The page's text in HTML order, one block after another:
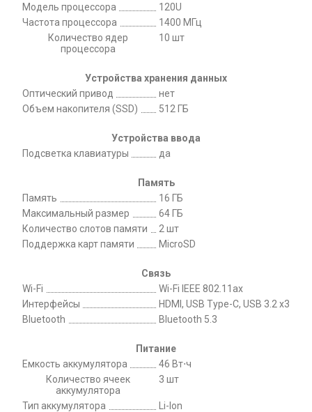
Модель процессора
120U
Частота процессора
1400 МГц
Количество ядер
процессора
10 шт
Устройства хранения данных
Оптический привод
нет
Объем накопителя (SSD)
512 ГБ
Устройства ввода
Подсветка клавиатуры
да
Память
Память
16 ГБ
Максимальный размер
64 ГБ
Количество слотов памяти
2 шт
Поддержка карт памяти
MicroSD
Связь
Wi-Fi
Wi-Fi IEEE 802.11ax
Интерфейсы
HDMI, USB Type-C, USB 3.2 х3
Bluetooth
Bluetooth 5.3
Питание
Емкость аккумулятора
46 Вт⋅ч
Количество ячеек
аккумулятора
3 шт
Тип аккумулятора Li-Ion